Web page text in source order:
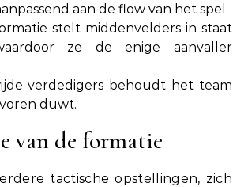
aan de flow van het spel.
stelt middenvelders in staat
ze de enige aanvaller
verdedigers behoudt het team
duwt.
van de formatie
tactische opstellingen, zich